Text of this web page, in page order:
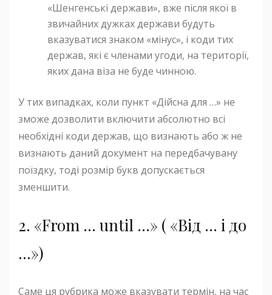
«Шенгенські держави», вже після якої в
звичайних дужках держави будуть
вказуватися знаком «мінус», і коди тих
держав, які є членами угоди, на території,
яких дана віза не буде чинною.
У тих випадках, коли пункт «Дійсна для …» не
зможе дозволити включити абсолютно всі
необхідні коди держав, що визнають або ж не
визнають даний документ на передбачувану
поїздку, тоді розмір букв допускається
зменшити.
2. «From … until …» ( «Від … і до
…»)
Саме ця рубрика може вказувати термін, на час